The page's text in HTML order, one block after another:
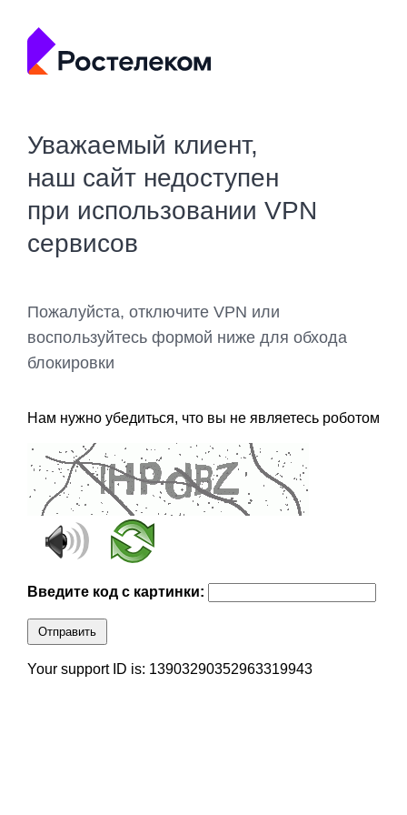
Уважаемый клиент,
наш сайт недоступен
при использовании VPN
сервисов
Пожалуйста, отключите VPN или
воспользуйтесь формой ниже для обхода
блокировки
Нам нужно убедиться, что вы не являетесь роботом
Введите код с картинки:
Отправить
Your support ID is: 13903290352963319943